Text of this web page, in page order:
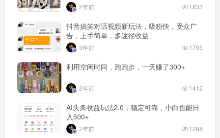
2年前 1833
抖音搞笑对话视频新玩法，吸粉快，受众广
告，上手简单，多途径收益
3年前 1705
利用空闲时间，跑跑步，一天赚了300+
2年前 1412
AI头条收益玩法2.0，稳定可靠，小白也能日
入500+
2年前 1288